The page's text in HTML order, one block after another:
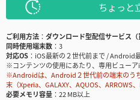
ちょっと
ご利用方法
ダウンロード型配信サービス（
同時使用端末数
3
対応OS
iOS最新の２世代前まで / Android
※コンテンツの使用にあたり、専用ビュー
※Androidは、Android２世代前の端末のう
末（Xperia、GALAXY、AQUOS、ARROWS
必要メモリ容量
22 MB以上